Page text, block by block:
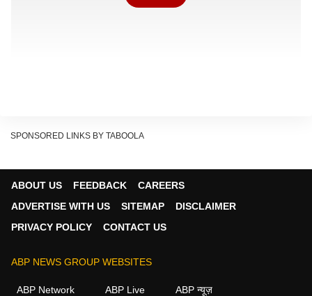
व्यापार और धन राशिफल (Business & Finance
SPONSORED LINKS BY TABOOLA
ABOUT US FEEDBACK
CAREERS
ADVERTISE WITH US
SITEMAP
DISCLAIMER
PRIVACY POLICY
CONTACT US
ABP NEWS GROUP WEBSITES
ABP Network ABP Live ABP न्यूज़